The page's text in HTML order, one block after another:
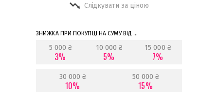
Слідкувати за ціною
ЗНИЖКА ПРИ ПОКУПЦІ НА СУМУ ВІД ...
5 000 ₴
3%
10 000 ₴
5%
15 000 ₴
7%
30 000 ₴
10%
50 000 ₴
15%